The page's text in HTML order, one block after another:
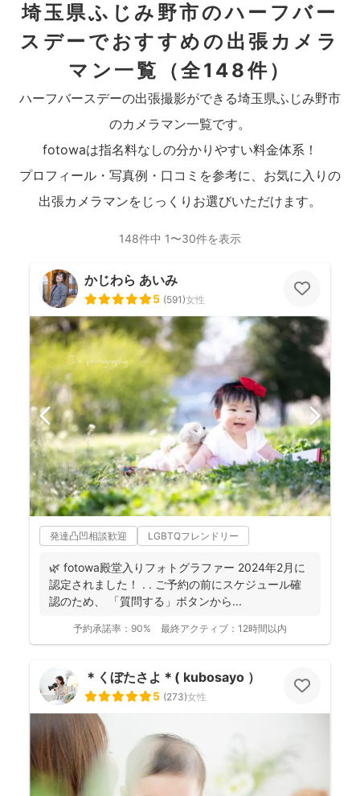
埼玉県ふじみ野市のハーフバー
スデーでおすすめの出張カメラ
マン一覧
（全148件）
ハーフバースデーの出張撮影ができる埼玉県ふじみ野市
のカメラマン一覧です。
fotowaは指名料なしの分かりやすい料金体系！
プロフィール・写真例・口コミを参考に、お気に入りの
出張カメラマンをじっくりお選びいただけます。
148件中 1〜30件を表示
かじわら あいみ
5 (591)女性
発達凸凹相談歓迎 LGBTQフレンドリー
🌿 fotowa殿堂入りフォトグラファー 2024年2月に
認定されました！ . . ご予約の前にスケジュール確
認のため、 「質問する」ボタンから...
予約承諾率： 90% 最終アクティブ： 12時間以内
＊くぼたさよ＊( kubosayo ）
5 (273)女性